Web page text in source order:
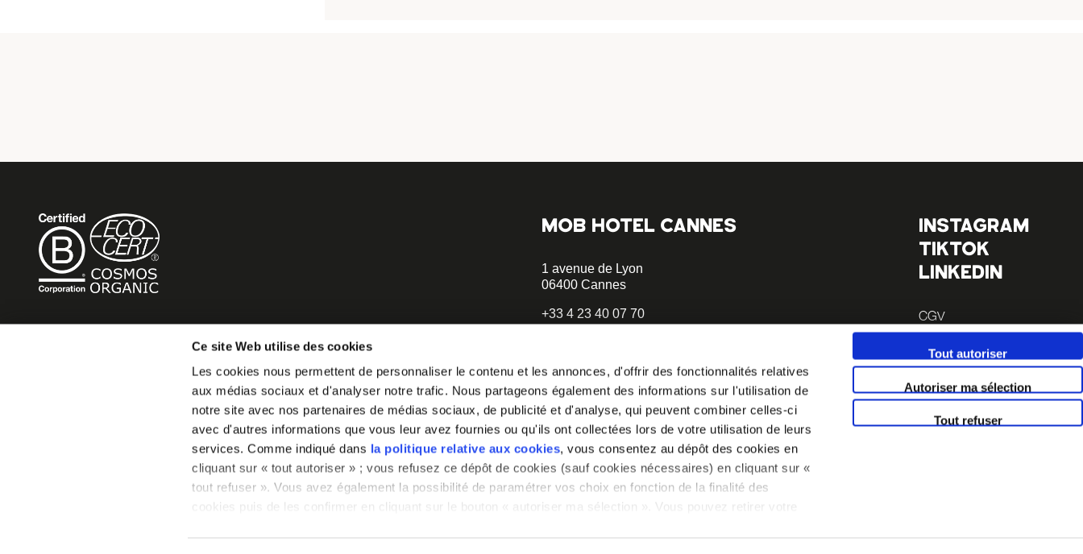
Ce site Web utilise des cookies
Les cookies nous permettent de personnaliser le contenu et les annonces, d'offrir des fonctionnalités relatives
aux médias sociaux et d'analyser notre trafic. Nous partageons également des informations sur l'utilisation de
notre site avec nos partenaires de médias sociaux, de publicité et d'analyse, qui peuvent combiner celles-ci
avec d'autres informations que vous leur avez fournies ou qu'ils ont collectées lors de votre utilisation de leurs
services. Comme indiqué dans la politique relative aux cookies, vous consentez au dépôt des cookies en
cliquant sur « tout autoriser » ; vous refusez ce dépôt de cookies (sauf cookies nécessaires) en cliquant sur «
tout refuser ». Vous avez également la possibilité de paramétrer vos choix en fonction de la finalité des
cookies puis de les confirmer en cliquant sur le bouton « autoriser ma sélection ». Vous pouvez retirer votre
Tout autoriser
Autoriser ma sélection
Tout refuser
BECOME MOB
MOB HOTEL se développe en un véritable mouvement coopératif.
Vous souhaitez créer votre MOB HOTEL et prendre part à notre
écrivez-nous et racontez nous votre projet, nous vous dirons comment
becomemob@mobhotel.com
MOB HOTEL CANNES
1 avenue de Lyon
06400 Cannes
+33 4 23 40 07 70
INSTAGRAM
TIKTOK
LINKEDIN
CGV
Mentions légales